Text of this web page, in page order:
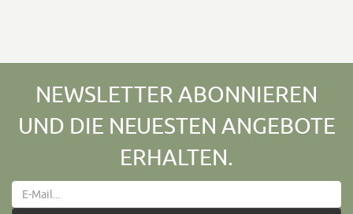
NEWSLETTER ABONNIEREN
UND DIE NEUESTEN ANGEBOTE
ERHALTEN.